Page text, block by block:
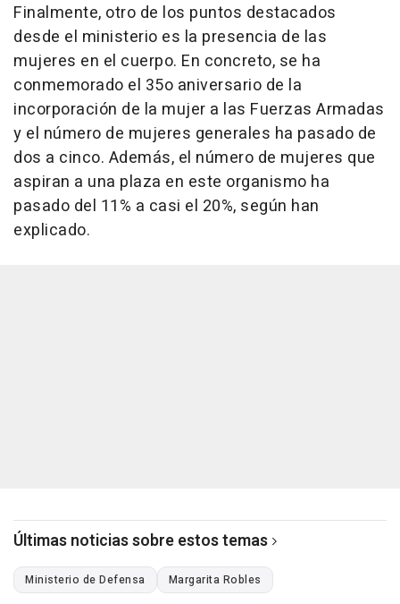
Finalmente, otro de los puntos destacados
desde el ministerio es la presencia de las
mujeres en el cuerpo. En concreto, se ha
conmemorado el 35o aniversario de la
incorporación de la mujer a las Fuerzas Armadas
y el número de mujeres generales ha pasado de
dos a cinco. Además, el número de mujeres que
aspiran a una plaza en este organismo ha
pasado del 11% a casi el 20%, según han
explicado.
Últimas noticias sobre estos temas
Ministerio de Defensa Margarita Robles